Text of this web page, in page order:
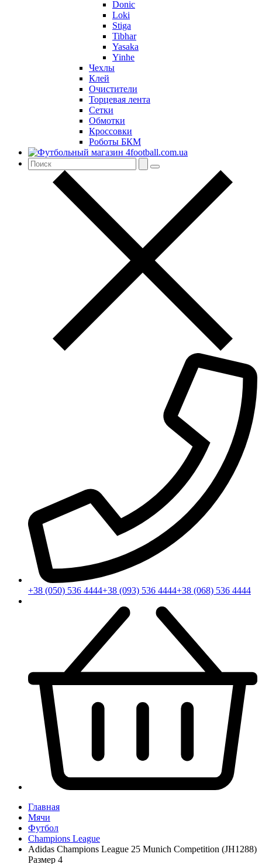
Donic
Loki
Stiga
Tibhar
Yasaka
Yinhe
Чехлы
Клей
Очистители
Торцевая лента
Сетки
Обмотки
Кроссовки
Роботы БКМ
+38 (050) 536 4444+38 (093) 536 4444+38 (068) 536 4444
Главная
Мячи
Футбол
Champions League
Adidas Champions League 25 Munich Competition (JH1288)
Размер 4